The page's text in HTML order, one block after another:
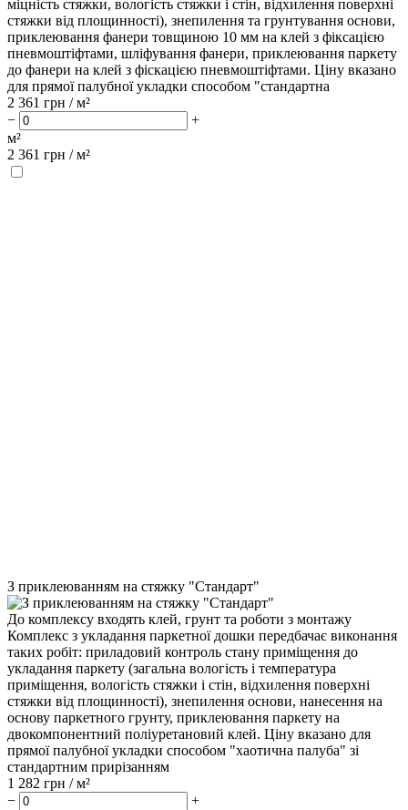
міцність стяжки, вологість стяжки і стін, відхилення поверхні
стяжки від площинності), знепилення та грунтування основи,
приклеювання фанери товщиною 10 мм на клей з фіксацією
пневмоштіфтами, шліфування фанери, приклеювання паркету
до фанери на клей з фіскацією пневмоштіфтами. Ціну вказано
для прямої палубної укладки способом "стандартна
2 361 грн / м²
−
+
м²
2 361 грн /м²
З приклеюванням на стяжку "Стандарт"
До комплексу входять клей, грунт та роботи з монтажу
Комплекс з укладання паркетної дошки передбачає виконання
таких робіт: приладовий контроль стану приміщення до
укладання паркету (загальна вологість і температура
приміщення, вологість стяжки і стін, відхилення поверхні
стяжки від площинності), знепилення основи, нанесення на
основу паркетного грунту, приклеювання паркету на
двокомпонентний поліуретановий клей. Ціну вказано для
прямої палубної укладки способом "хаотична палуба" зі
стандартним прирізанням
1 282 грн / м²
−
+